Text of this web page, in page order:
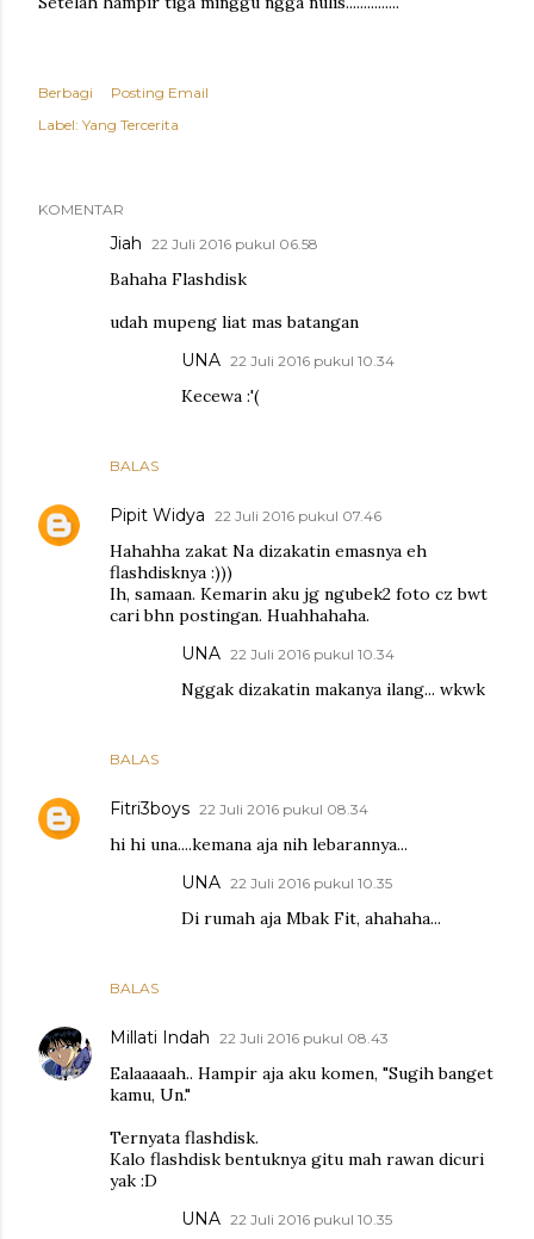
Berbagi
Posting Email
Label: Yang Tercerita
KOMENTAR
Jiah 22 Juli 2016 pukul 06.58
Bahaha Flashdisk
udah mupeng liat mas batangan
BALAS
UNA 22 Juli 2016 pukul 10.34
Kecewa :'(
Pipit Widya 22 Juli 2016 pukul 07.46
Hahahha zakat Na dizakatin emasnya eh
flashdisknya :)))
Ih, samaan. Kemarin aku jg ngubek2 foto cz bwt
cari bhn postingan. Huahhahaha.
BALAS
UNA 22 Juli 2016 pukul 10.34
Nggak dizakatin makanya ilang... wkwk
Fitri3boys 22 Juli 2016 pukul 08.34
hi hi una....kemana aja nih lebarannya...
BALAS
UNA 22 Juli 2016 pukul 10.35
Di rumah aja Mbak Fit, ahahaha...
Millati Indah 22 Juli 2016 pukul 08.43
Ealaaaaah.. Hampir aja aku komen, "Sugih banget
kamu, Un."
Ternyata flashdisk.
Kalo flashdisk bentuknya gitu mah rawan dicuri
yak :D
UNA 22 Juli 2016 pukul 10.35